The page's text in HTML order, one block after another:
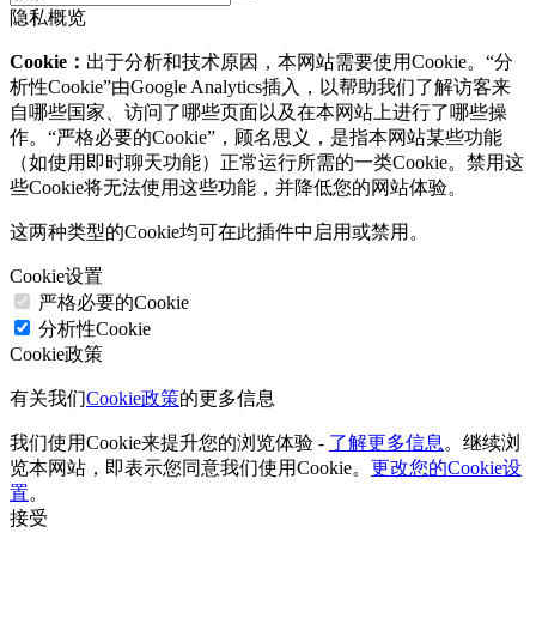
隐私概览
Cookie： 出于分析和技术原因，本网站需要使用Cookie。“分
析性Cookie”由Google Analytics插入，以帮助我们了解访客来
自哪些国家、访问了哪些页面以及在本网站上进行了哪些操
作。“严格必要的Cookie”，顾名思义，是指本网站某些功能
（如使用即时聊天功能）正常运行所需的一类Cookie。禁用这
些Cookie将无法使用这些功能，并降低您的网站体验。
这两种类型的Cookie均可在此插件中启用或禁用。
Cookie设置
严格必要的Cookie
分析性Cookie
Cookie政策
有关我们Cookie政策的更多信息
我们使用Cookie来提升您的浏览体验 - 了解更多信息 。继续浏
览本网站，即表示您同意我们使用Cookie。 更改您的Cookie设
置。
接受